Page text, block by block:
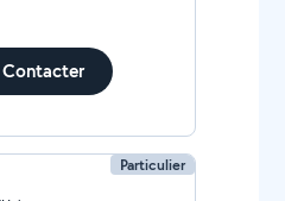
Contacter
Particulier